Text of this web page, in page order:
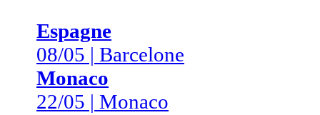
Espagne
08/05 | Barcelone
Monaco
22/05 | Monaco